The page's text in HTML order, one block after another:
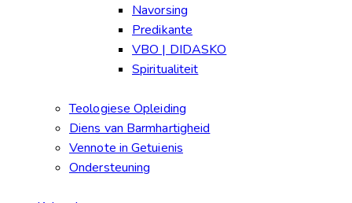
Navorsing
Predikante
VBO | DIDASKO
Spiritualiteit
Teologiese Opleiding
Diens van Barmhartigheid
Vennote in Getuienis
Ondersteuning